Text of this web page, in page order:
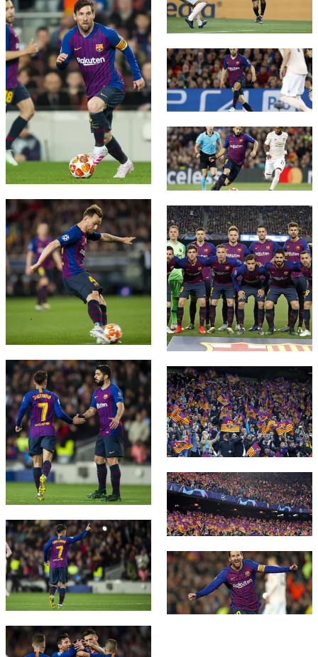
FC Barcelona club badge
FC Barcelona club badge
FC Barcelona club badge
FC Barcelona club badge
FC Barcelona club badge
FC Barcelona club badge
FC Barcelona club badge
FC Barcelona club badge
FC Barcelona club badge
FC Barcelona club badge